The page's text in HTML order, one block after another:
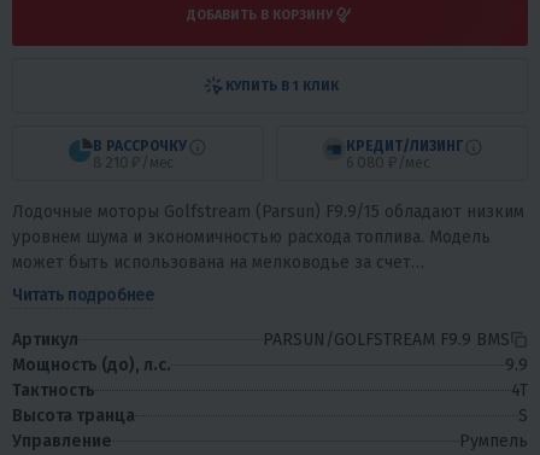
ДОБАВИТЬ В КОРЗИНУ
В РАССРОЧКУ
8 210 ₽/мес
КРЕДИТ/ЛИЗИНГ
6 080 ₽/мес
КУПИТЬ В 1 КЛИК
Лодочные моторы Golfstream (Parsun) F9.9/15 обладают низким
уровнем шума и экономичностью расхода топлива. Модель
может быть использована на мелководье за счет
предусмотренной регулировки подъема...
Читать подробнее
Артикул
PARSUN/GOLFSTREAM F9.9 BMS
Мощность (до), л.с.
9.9
Тактность
4T
Высота транца
S
Управление
Румпель